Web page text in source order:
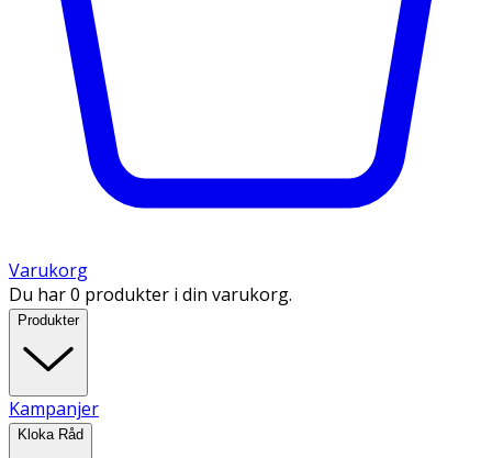
Varukorg
Du har 0 produkter i din varukorg.
Produkter
Kampanjer
Kloka Råd